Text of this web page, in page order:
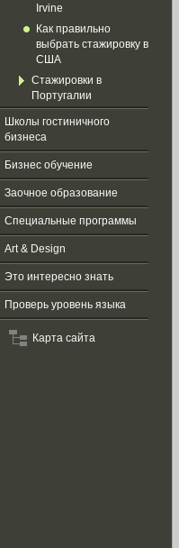
Irvine
Как правильно
выбрать стажировку в
США
Стажировки в
Португалии
Школы гостиничного
бизнеса
Бизнес обучение
Заочное образование
Специальные программы
Art & Design
Это интересно знать
Проверь уровень языка
Карта сайта